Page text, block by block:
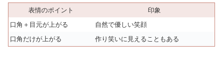
表情のポイント
印象
口角＋目元が上がる
自然で優しい笑顔
口角だけが上がる
作り笑いに見えることもある